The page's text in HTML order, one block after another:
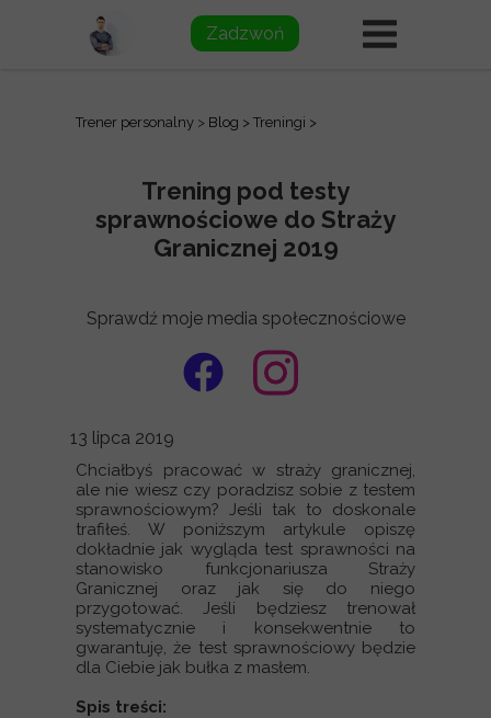
Sprawdź moje media społecznościowe
Zadzwoń
Trener personalny > Blog > Treningi >
Chciałbyś pracować w straży granicznej,
ale nie wiesz czy poradzisz sobie z testem
sprawnościowym? Jeśli tak to doskonale
trafiłeś. W poniższym artykule opiszę
dokładnie jak wygląda test sprawności na
stanowisko funkcjonariusza Straży
Granicznej oraz jak się do niego
przygotować. Jeśli będziesz trenował
systematycznie i konsekwentnie to
gwarantuję, że test sprawnościowy będzie
dla Ciebie jak bułka z masłem.
Spis treści:
13 lipca 2019
Trening pod testy
sprawnościowe do Straży
Granicznej 2019